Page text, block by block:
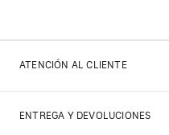
ATENCIÓN AL CLIENTE
ENTREGA Y DEVOLUCIONES